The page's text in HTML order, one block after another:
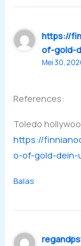
https://
of-gold-
Mei 30,
References:
Toledo
https://
o-of-gold-dein-
Balas